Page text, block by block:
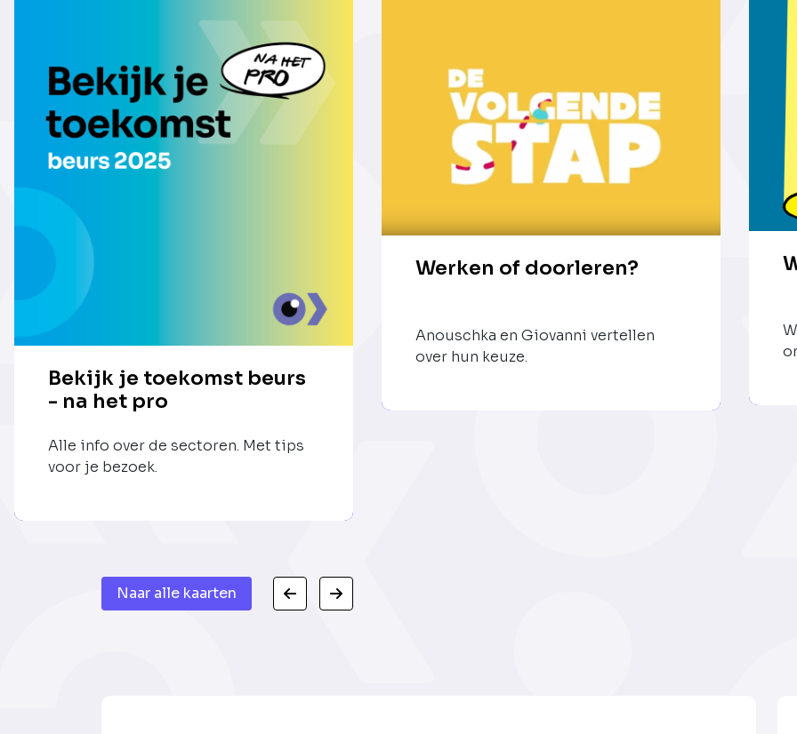
Bekijk je toekomst beurs
- na het pro
Alle info over de sectoren. Met tips
voor je bezoek.
Werken of doorleren?
Anouschka en Giovanni vertellen
over hun keuze.
Naar alle kaarten